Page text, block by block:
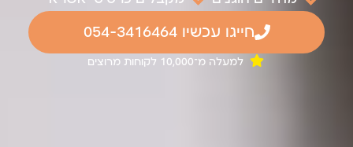
חייגו עכשיו 054-3416464
למעלה מ־10,000 לקוחות מרוצים